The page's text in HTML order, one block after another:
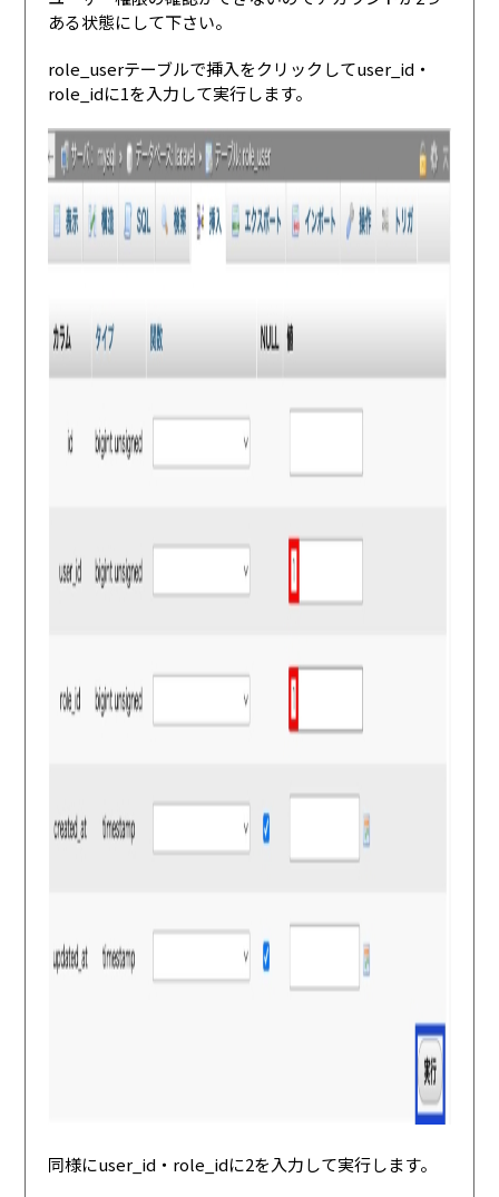
ある状態にして下さい。
role_userテーブルで挿入をクリックしてuser_id・
role_idに1を入力して実行します。
同様にuser_id・role_idに2を入力して実行します。